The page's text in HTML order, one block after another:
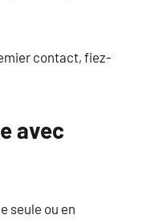
contact, fiez-
avec
seule ou en